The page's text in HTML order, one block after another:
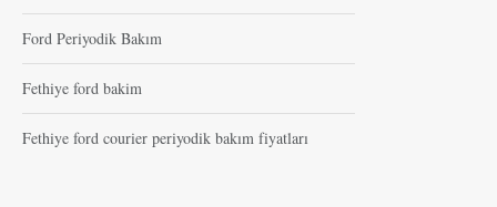
Ford Periyodik Bakım
Fethiye ford bakim
Fethiye ford courier periyodik bakım fiyatları